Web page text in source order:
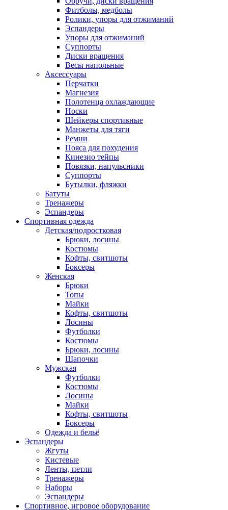
Фитболы, медболы
Ролики, упоры для отжиманий
Эспандеры
Упоры для отжиманий
Суппорты
Диски вращения
Весы напольные
Аксессуары
Перчатки
Магнезия
Полотенца охлаждающие
Носки
Шейкеры спортивные
Манжеты для тяги
Ремни
Пояса для похудения
Кинезио тейпы
Повязки, напульсники
Суппорты
Бутылки, фляжки
Батуты
Тренажеры
Эспандеры
Спортивная одежда
Детская/подростковая
Брюки, лосины
Костюмы
Кофты, свитшоты
Боксеры
Женская
Брюки
Топы
Майки
Кофты, свитшоты
Лосины
Футболки
Костюмы
Брюки, лосины
Шапочки
Мужская
Футболки
Костюмы
Лосины
Майки
Кофты, свитшоты
Боксеры
Одежда и бельё
Эспандеры
Жгуты
Кистевые
Ленты, петли
Тренажеры
Наборы
Эспандеры
Спортивное, игровое оборудование